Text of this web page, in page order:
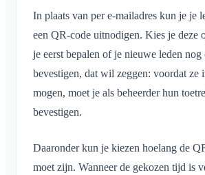
In plaats van per e-mailadres kun je je
een QR-code uitnodigen. Kies je deze
je eerst bepalen of je nieuwe leden nog
bevestigen, dat wil zeggen: voordat ze
mogen, moet je als beheerder hun
bevestigen.
Daaronder kun je kiezen hoelang de
moet zijn. Wanneer de gekozen tijd is